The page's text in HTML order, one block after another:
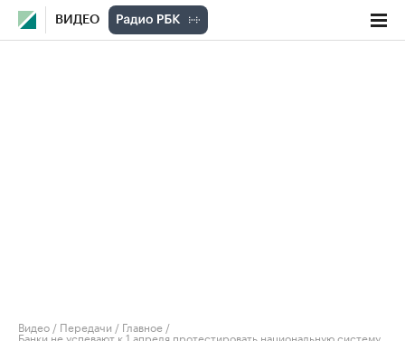
ВИДЕО
Видео / Передачи / Главное /
Банки не успевают к 1 апреля протестировать национальную систему